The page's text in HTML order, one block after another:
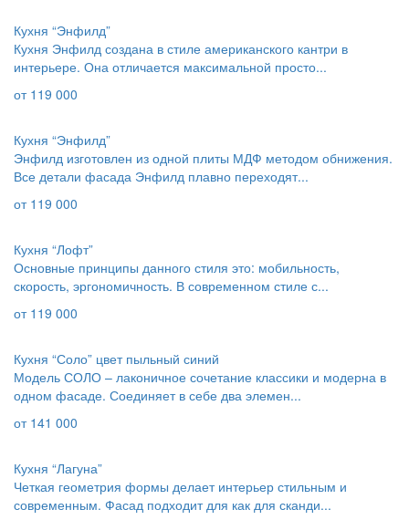
Кухня “Энфилд”
Кухня Энфилд создана в стиле американского кантри в
интерьере. Она отличается максимальной просто...
от 119 000
Кухня “Энфилд”
Энфилд изготовлен из одной плиты МДФ методом обнижения.
Все детали фасада Энфилд плавно переходят...
от 119 000
Кухня “Лофт”
Основные принципы данного стиля это: мобильность,
скорость, эргономичность. В современном стиле с...
от 119 000
Кухня “Соло” цвет пыльный синий
Модель СОЛО – лаконичное сочетание классики и модерна в
одном фасаде. Соединяет в себе два элемен...
от 141 000
Кухня “Лагуна”
Четкая геометрия формы делает интерьер стильным и
современным. Фасад подходит для как для сканди...